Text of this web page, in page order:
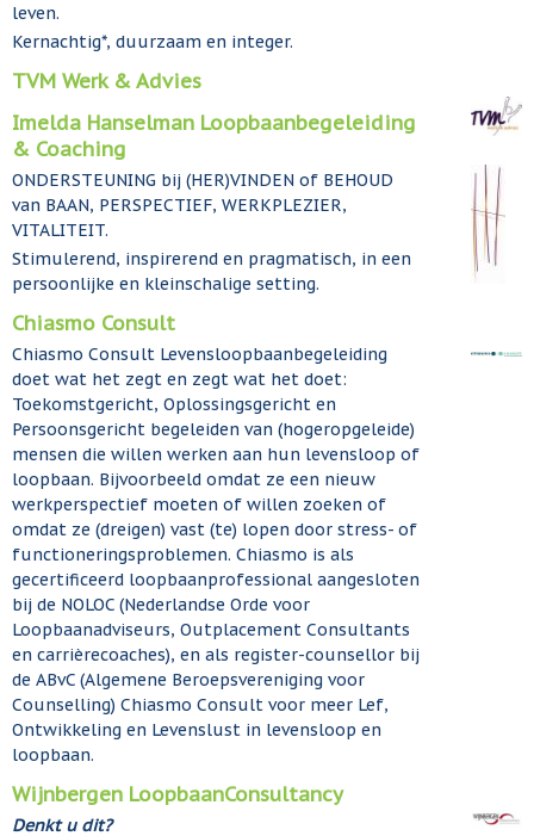
leven.
Kernachtig*, duurzaam en integer.
TVM Werk & Advies
Imelda Hanselman Loopbaanbegeleiding
& Coaching
ONDERSTEUNING bij (HER)VINDEN of BEHOUD
van BAAN, PERSPECTIEF, WERKPLEZIER,
VITALITEIT.
Stimulerend, inspirerend en pragmatisch, in een
persoonlijke en kleinschalige setting.
Chiasmo Consult
Chiasmo Consult Levensloopbaanbegeleiding
doet wat het zegt en zegt wat het doet:
Toekomstgericht, Oplossingsgericht en
Persoonsgericht begeleiden van (hogeropgeleide)
mensen die willen werken aan hun levensloop of
loopbaan. Bijvoorbeeld omdat ze een nieuw
werkperspectief moeten of willen zoeken of
omdat ze (dreigen) vast (te) lopen door stress- of
functioneringsproblemen. Chiasmo is als
gecertificeerd loopbaanprofessional aangesloten
bij de NOLOC (Nederlandse Orde voor
Loopbaanadviseurs, Outplacement Consultants
en carrièrecoaches), en als register-counsellor bij
de ABvC (Algemene Beroepsvereniging voor
Counselling) Chiasmo Consult voor meer Lef,
Ontwikkeling en Levenslust in levensloop en
loopbaan.
Wijnbergen LoopbaanConsultancy
Denkt u dit?